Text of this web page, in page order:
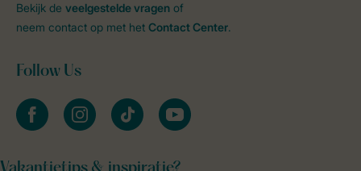
Bekijk de veelgestelde vragen of
neem contact op met het Contact Center.
Follow Us
facebookinstagramtiktok youtube